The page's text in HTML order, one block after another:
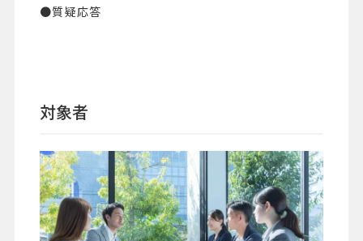
●質疑応答
対象者